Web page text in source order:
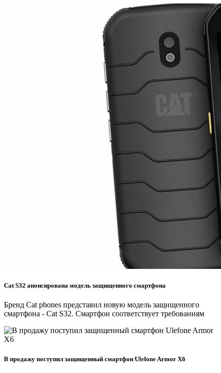
Cat S32 анонсирована модель защищенного смартфона
Бренд Cat phones представил новую модель защищенного
смартфона - Cat S32. Смартфон соответствует требованиям
В продажу поступил защищенный смартфон Ulefone Armor X6